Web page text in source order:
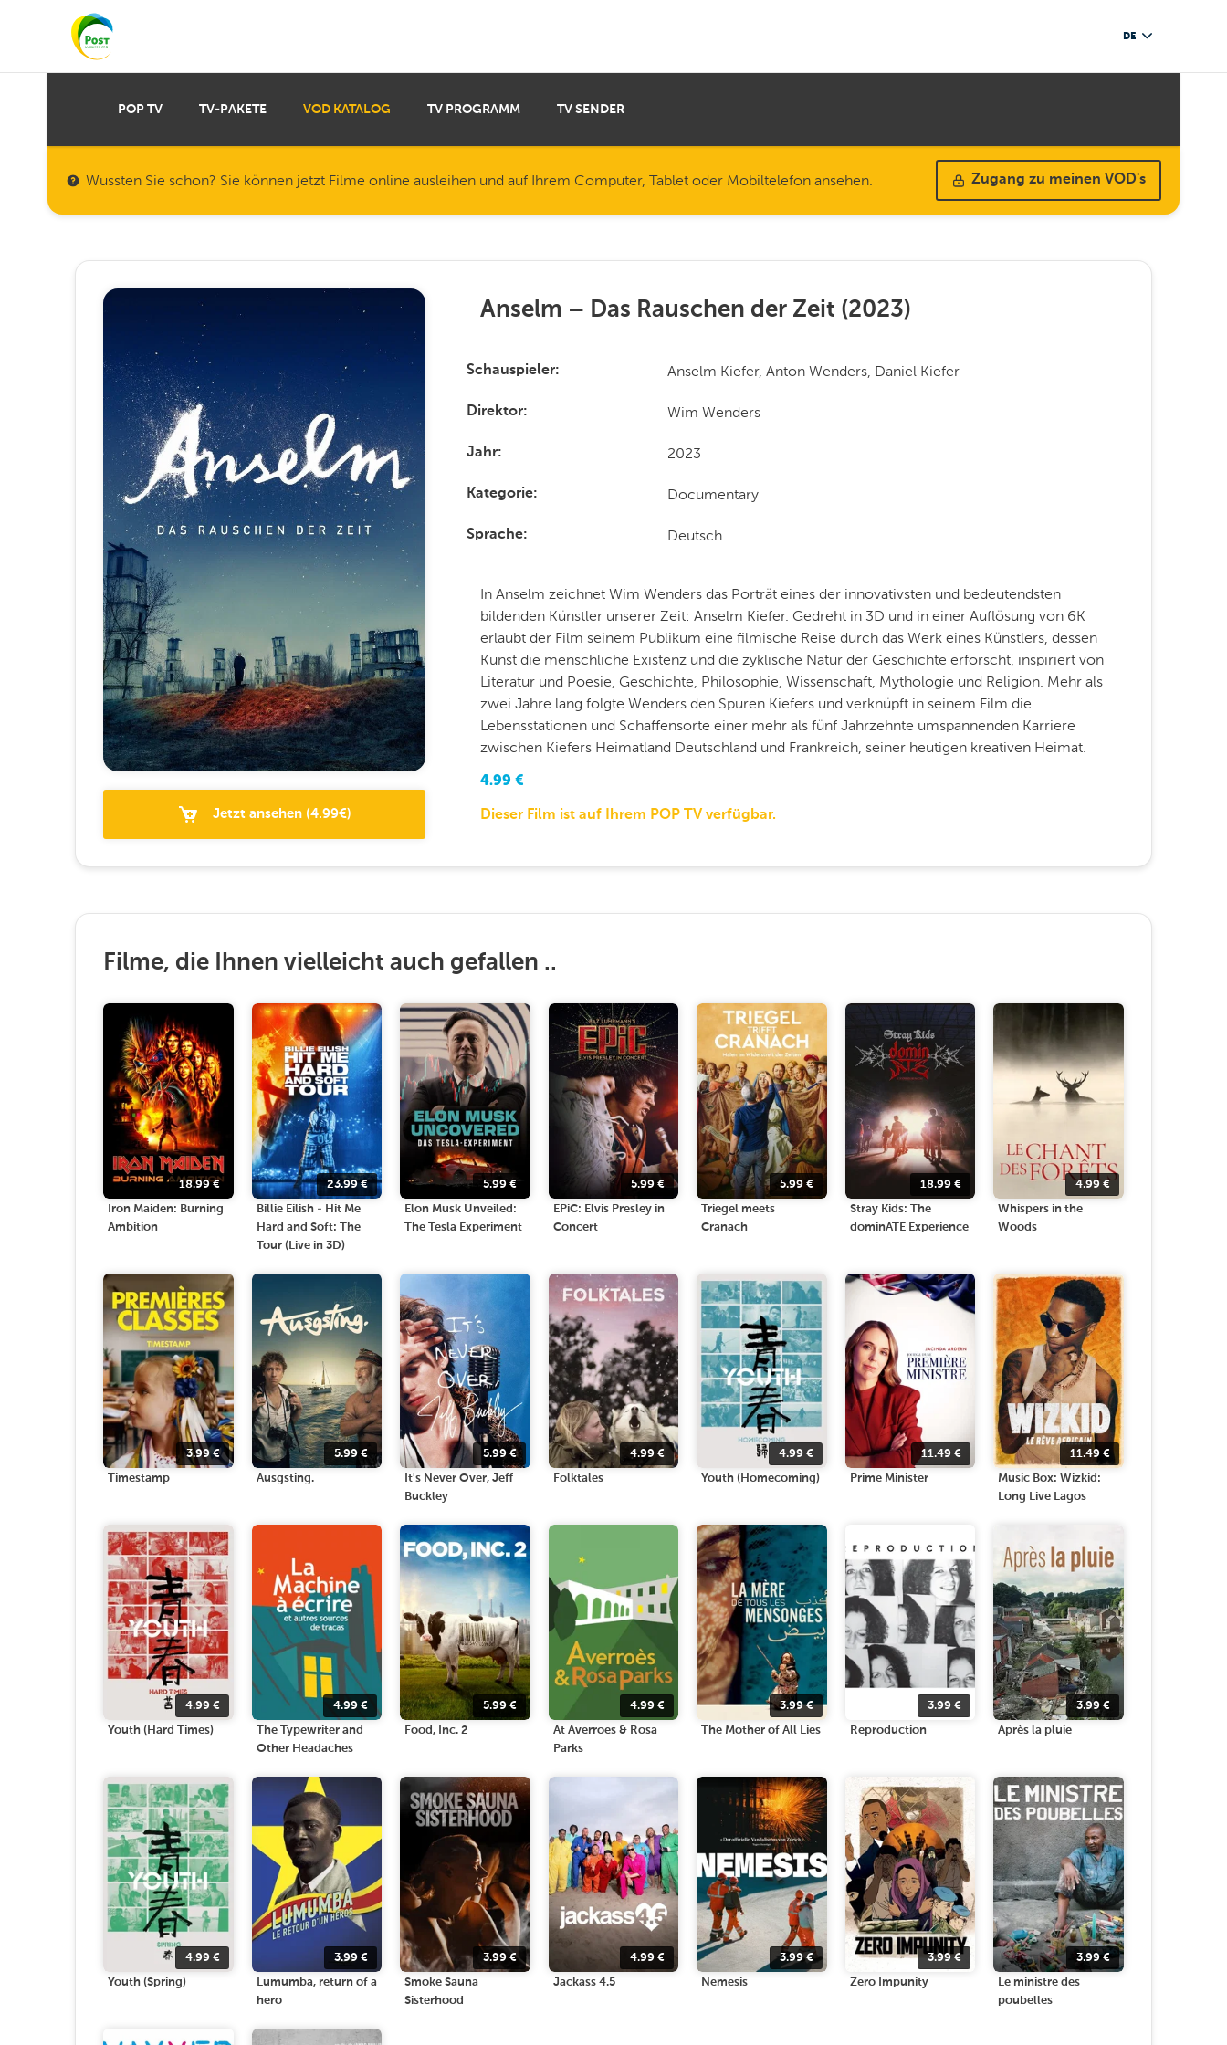
DE
POP TV TV-PAKETE VOD KATALOG TV PROGRAMM TV SENDER
Wussten Sie schon? Sie können jetzt Filme online ausleihen und auf Ihrem Computer, Tablet oder Mobiltelefon ansehen. Zugang zu meinen VOD's
Jetzt ansehen(4.99€)
Anselm – Das Rauschen der Zeit (2023)
Schauspieler Anselm Kiefer, Anton Wenders, Daniel Kiefer
Direktor Wim Wenders
Jahr 2023
Kategorie Documentary
Sprache Deutsch
In Anselm zeichnet Wim Wenders das Porträt eines der innovativsten und bedeutendsten
bildenden Künstler unserer Zeit: Anselm Kiefer. Gedreht in 3D und in einer Auflösung von 6K
erlaubt der Film seinem Publikum eine filmische Reise durch das Werk eines Künstlers, dessen
Kunst die menschliche Existenz und die zyklische Natur der Geschichte erforscht, inspiriert von
Literatur und Poesie, Geschichte, Philosophie, Wissenschaft, Mythologie und Religion. Mehr als
zwei Jahre lang folgte Wenders den Spuren Kiefers und verknüpft in seinem Film die
Lebensstationen und Schaffensorte einer mehr als fünf Jahrzehnte umspannenden Karriere
zwischen Kiefers Heimatland Deutschland und Frankreich, seiner heutigen kreativen Heimat.
4.99 €
Dieser Film ist auf Ihrem POP TV verfügbar.
Filme, die Ihnen vielleicht auch gefallen ..
18.99€
Iron Maiden: Burning
Ambition
23.99€
Billie Eilish - Hit Me
Hard and Soft: The
Tour (Live in 3D)
5.99€
Elon Musk Unveiled:
The Tesla Experiment
5.99 €
EPiC: Elvis Presley in
Concert
5.99€
Triegel meets
Cranach
18.99 €
Stray Kids: The
dominATE Experience
4.99€
Whispers in the
Woods
3.99€
Timestamp
5.99 €
Ausgsting.
5.99€
It's Never Over, Jeff
Buckley
4.99 €
Folktales
4.99€
Youth (Homecoming)
11.49 €
Prime Minister
11.49€
Music Box: Wizkid:
Long Live Lagos
4.99€
Youth (Hard Times)
4.99 €
The Typewriter and
Other Headaches
5.99€
Food, Inc. 2
4.99 €
At Averroes & Rosa
Parks
3.99€
The Mother of All Lies
3.99 €
Reproduction
3.99€
Après la pluie
4.99€
Youth (Spring)
3.99 €
Lumumba, return of a
hero
3.99€
Smoke Sauna
Sisterhood
4.99 €
Jackass 4.5
3.99€
Nemesis
3.99€
Zero Impunity
3.99€
Le ministre des
poubelles